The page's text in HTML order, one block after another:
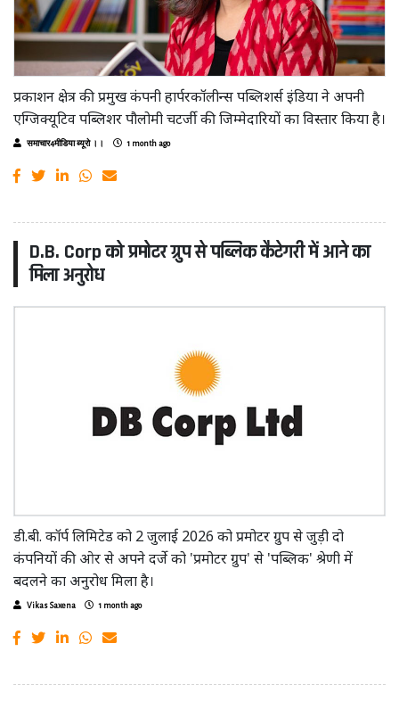
प्रकाशन क्षेत्र की प्रमुख कंपनी हार्परकॉलीन्स पब्लिशर्स इंडिया ने अपनी
एग्जिक्यूटिव पब्लिशर पौलोमी चटर्जी की जिम्मेदारियों का विस्तार किया है।
समाचार4मीडिया ब्यूरो ।। 1 month ago
D.B. Corp को प्रमोटर ग्रुप से पब्लिक कैटेगरी में आने का
मिला अनुरोध
डी.बी. कॉर्प लिमिटेड को 2 जुलाई 2026 को प्रमोटर ग्रुप से जुड़ी दो
कंपनियों की ओर से अपने दर्जे को 'प्रमोटर ग्रुप' से 'पब्लिक' श्रेणी में
बदलने का अनुरोध मिला है।
Vikas Saxena 1 month ago